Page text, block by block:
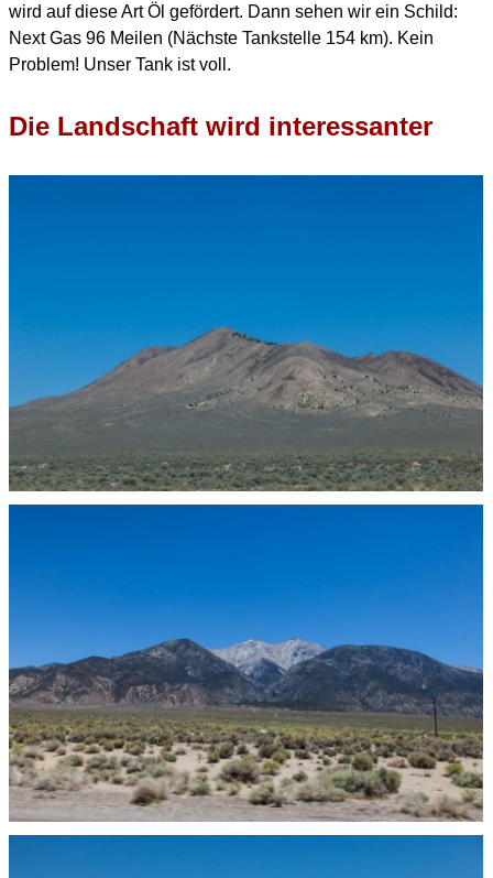
wird auf diese Art Öl gefördert. Dann sehen wir ein Schild:
Next Gas 96 Meilen (Nächste Tankstelle 154 km). Kein
Problem! Unser Tank ist voll.
Die Landschaft wird interessanter